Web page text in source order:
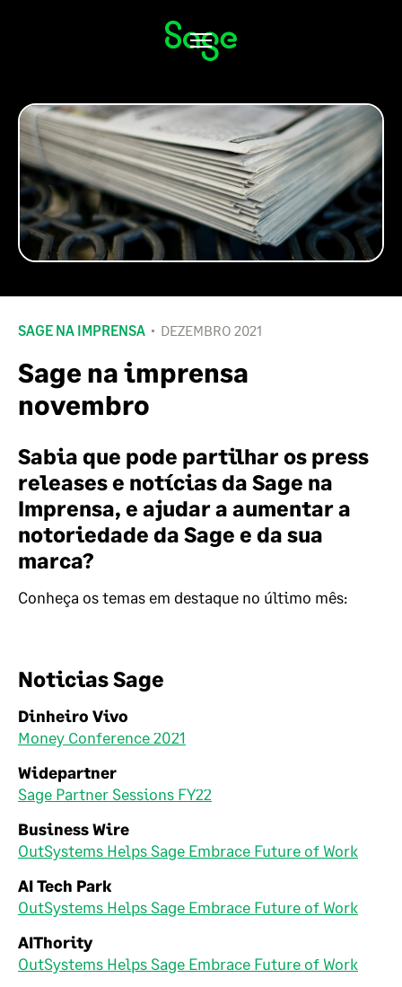
Alternar
navegação
SAGE NA IMPRENSA DEZEMBRO 2021
Sage na imprensa
novembro
Sabia que pode partilhar os press
releases e notícias da Sage na
Imprensa, e ajudar a aumentar a
notoriedade da Sage e da sua
marca?
Conheça os temas em destaque no último mês:
Noticias Sage
Dinheiro Vivo
Money Conference 2021
Widepartner
Sage Partner Sessions FY22
Business Wire
OutSystems Helps Sage Embrace Future of Work
AI Tech Park
OutSystems Helps Sage Embrace Future of Work
AIThority
OutSystems Helps Sage Embrace Future of Work